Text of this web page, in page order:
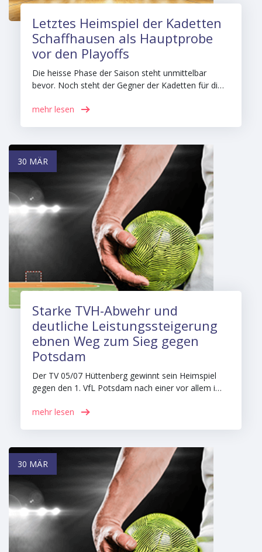
Letztes Heimspiel der Kadetten
Schaffhausen als Hauptprobe
vor den Playoffs
Die heisse Phase der Saison steht unmittelbar
bevor. Noch steht der Gegner der Kadetten für di…
mehr lesen
30 MÄR
Starke TVH-Abwehr und
deutliche Leistungssteigerung
ebnen Weg zum Sieg gegen
Potsdam
Der TV 05/07 Hüttenberg gewinnt sein Heimspiel
gegen den 1. VfL Potsdam nach einer vor allem i…
mehr lesen
30 MÄR